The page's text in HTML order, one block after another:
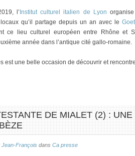
l’ Institut culturel italien de Lyon
qu’il partage depuis un an avec le
ce lieu culturel européen entre Rhône et
année dans l’antique cité gallo-romaine.
est une belle occasion de découvrir et
DE MIALET (2) : UNE
Jean-François dans Ca presse